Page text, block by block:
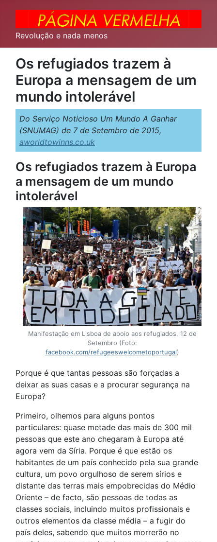
Revolução e nada menos
Os refugiados trazem à
Europa a mensagem de um
mundo intolerável
Do Serviço Noticioso Um Mundo A Ganhar
(SNUMAG) de 7 de Setembro de 2015,
aworldtowinns.co.uk
Os refugiados trazem à Europa
a mensagem de um mundo
intolerável
Manifestação em Lisboa de apoio aos refugiados, 12 de
Setembro (Foto:
facebook.com/refugeeswelcometoportugal)
Porque é que tantas pessoas são forçadas a
deixar as suas casas e a procurar segurança na
Europa?
Primeiro, olhemos para alguns pontos
particulares: quase metade das mais de 300 mil
pessoas que este ano chegaram à Europa até
agora vem da Síria. Porque é que estão os
habitantes de um país conhecido pela sua grande
cultura, um povo orgulhoso de serem sírios e
distante das terras mais empobrecidas do Médio
Oriente – de facto, são pessoas de todas as
classes sociais, incluindo muitos profissionais e
outros elementos da classe média – a fugir do
país deles, sabendo que muitos morrerão no